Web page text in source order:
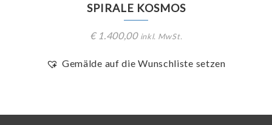
SPIRALE KOSMOS
€1.400,00 inkl. MwSt.
Gemälde auf die Wunschliste setzen